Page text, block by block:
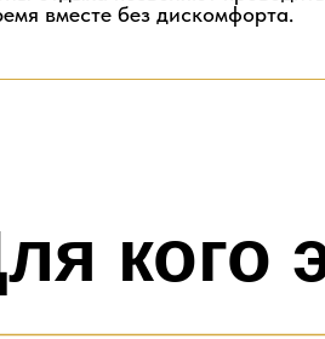
вместе без дискомфорта.
кого